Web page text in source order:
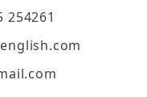
254261